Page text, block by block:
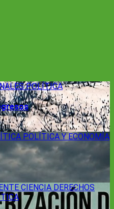
POLÍTICA
POLÍTICA Y ECONOMÍA
CIENCIA DERECHOS